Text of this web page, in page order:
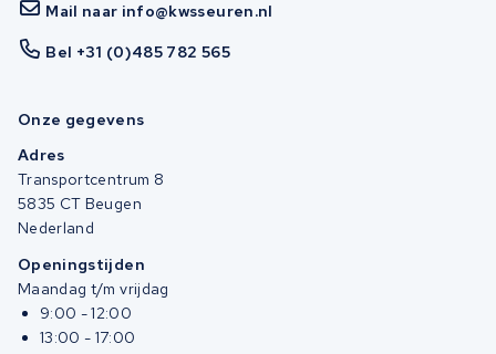
Mail naar info@kwsseuren.nl
Bel +31 (0)485 782 565
Onze gegevens
Adres
Transportcentrum 8
5835 CT Beugen
Nederland
Openingstijden
Maandag t/m vrijdag
9:00 - 12:00
13:00 - 17:00